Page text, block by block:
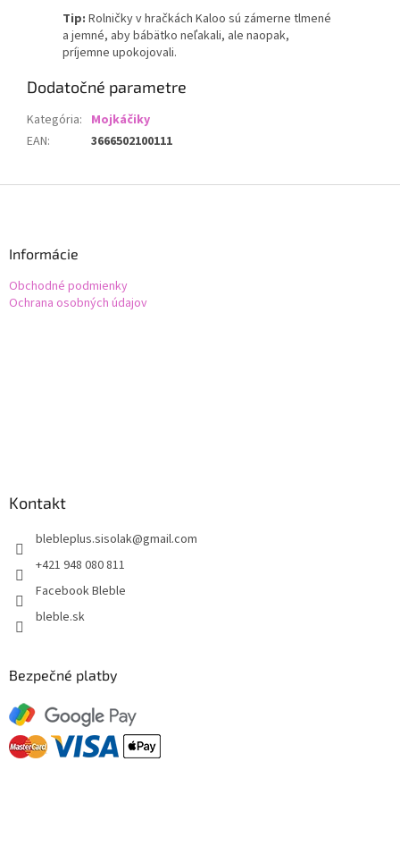
Tip: Rolničky v hračkách Kaloo sú zámerne tlmené
a jemné, aby bábätko neľakali, ale naopak,
príjemne upokojovali.
Dodatočné parametre
Kategória: Mojkáčiky
EAN: 3666502100111
Informácie
Obchodné podmienky
Ochrana osobných údajov
Kontakt
blebleplus.sisolak@gmail.com
+421 948 080 811
Facebook Bleble
bleble.sk
Bezpečné platby